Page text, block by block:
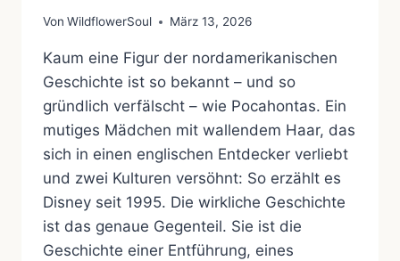
Von WildflowerSoul März 13, 2026
Kaum eine Figur der nordamerikanischen
Geschichte ist so bekannt – und so
gründlich verfälscht – wie Pocahontas. Ein
mutiges Mädchen mit wallendem Haar, das
sich in einen englischen Entdecker verliebt
und zwei Kulturen versöhnt: So erzählt es
Disney seit 1995. Die wirkliche Geschichte
ist das genaue Gegenteil. Sie ist die
Geschichte einer Entführung, eines